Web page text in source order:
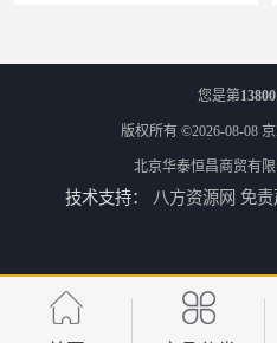
脸盆冷热水龙头批发商 水龙头冷热洗脸盆池 全城配送
您是第
版权所有 ©2026-08-08
北京华泰恒昌商贸有限
技术支持： 八方资源网 免责